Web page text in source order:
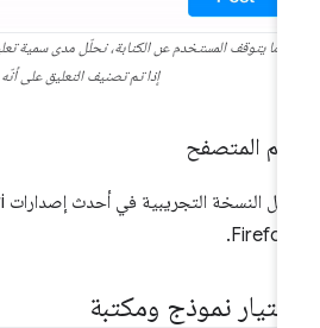
يتوقف المستخدم عن الكتابة، نحلّل مدى سمية
إذا تم تصنيف التعليق على أنّه غير
المتصفح
نموذج ومكتبة